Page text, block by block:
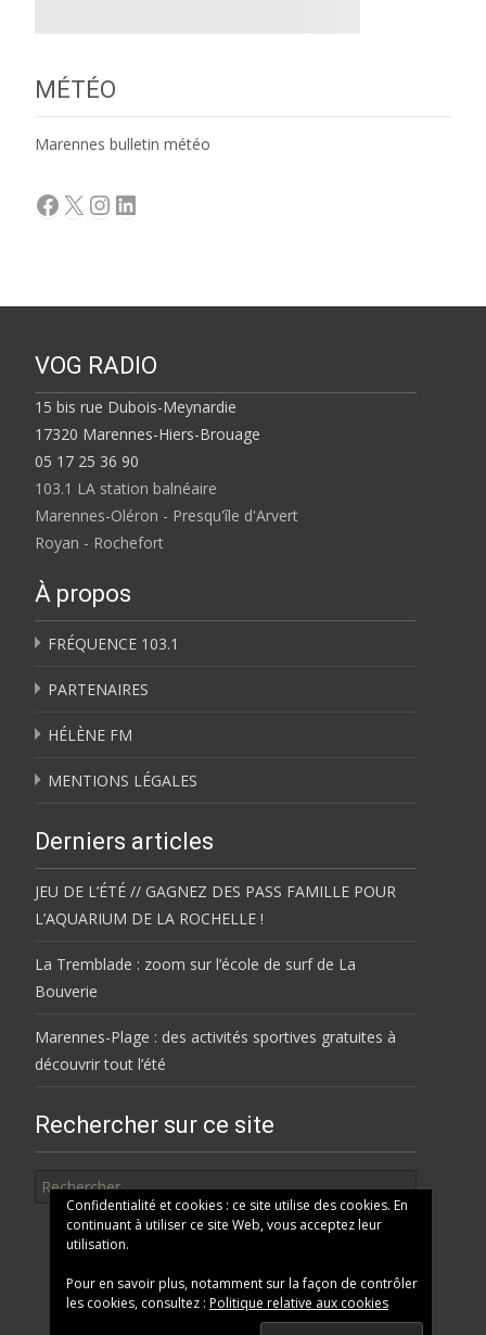
MÉTÉO
Marennes bulletin météo
Facebook
X Instagram
LinkedIn
VOG RADIO
15 bis rue Dubois-Meynardie
17320 Marennes-Hiers-Brouage
05 17 25 36 90
103.1 LA station balnéaire
Marennes-Oléron - Presqu'île d'Arvert
Royan - Rochefort
À propos
FRÉQUENCE 103.1
PARTENAIRES
HÉLÈNE FM
MENTIONS LÉGALES
Derniers articles
JEU DE L’ÉTÉ // GAGNEZ DES PASS FAMILLE POUR
L’AQUARIUM DE LA ROCHELLE !
La Tremblade : zoom sur l’école de surf de La
Bouverie
Marennes-Plage : des activités sportives gratuites à
découvrir tout l’été
Rechercher sur ce site
Confidentialité et cookies : ce site utilise des cookies. En
continuant à utiliser ce site Web, vous acceptez leur
utilisation.
Pour en savoir plus, notamment sur la façon de contrôler
les cookies, consultez : Politique relative aux cookies